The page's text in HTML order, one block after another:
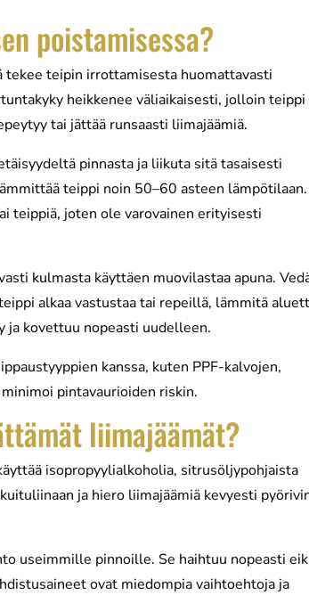
poistamisessa?
tekee teipin irrottamisesta huomattavasti
heikkenee väliaikaisesti, jolloin teippi
tai jättää runsaasti liimajäämiä.
pinnasta ja liikuta sitä tasaisesti
teippi noin 50–60 asteen lämpötilaan.
teippiä, joten ole varovainen erityisesti
kulmasta käyttäen muovilastaa apuna.
alkaa vastustaa tai repeillä, lämmitä
ja kovettuu nopeasti uudelleen.
kanssa, kuten PPF-kalvojen,
pintavaurioiden riskin.
liimajäämät?
isopropyylialkoholia, sitrusöljypohjaista
ja hiero liimajäämiä kevyesti
useimmille pinnoille. Se haihtuu nopeasti
ovat miedompia vaihtoehtoja ja